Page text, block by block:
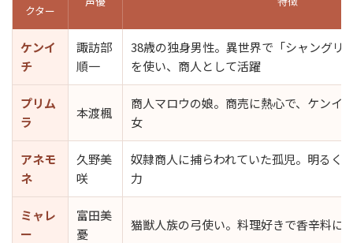
クター
ケンイ
チ
諏訪部
順一
38歳の独身男性。異世界で「シャングリ
を使い、商人として活躍
プリム
ラ
本渡楓
商人マロウの娘。商売に熱心で、ケンイ
女
アネモ
ネ
久野美
咲
奴隷商人に捕らわれていた孤児。明るく
力
ミャレ
ー
富田美
憂
猫獣人族の弓使い。料理好きで香辛料に